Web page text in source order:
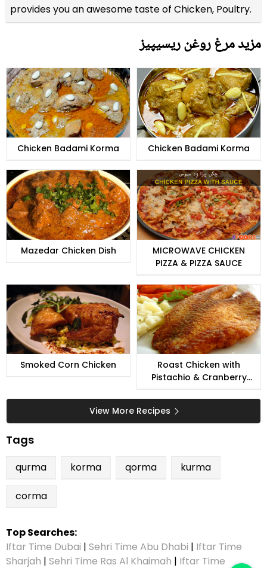
provides you an awesome taste of Chicken, Poultry.
مزید مرغ روغن ریسیپیز
Chicken Badami Korma Chicken Badami Korma
Mazedar Chicken Dish
MICROWAVE CHICKEN
PIZZA & PIZZA SAUCE
Smoked Corn Chicken
Roast Chicken with
Pistachio & Cranberry
View More Recipes
Tags
qurma korma qorma kurma
corma
Top Searches:
Iftar Time Dubai | Sehri Time Abu Dhabi | Iftar Time
Sharjah | Sehri Time Ras Al Khaimah | Iftar Time